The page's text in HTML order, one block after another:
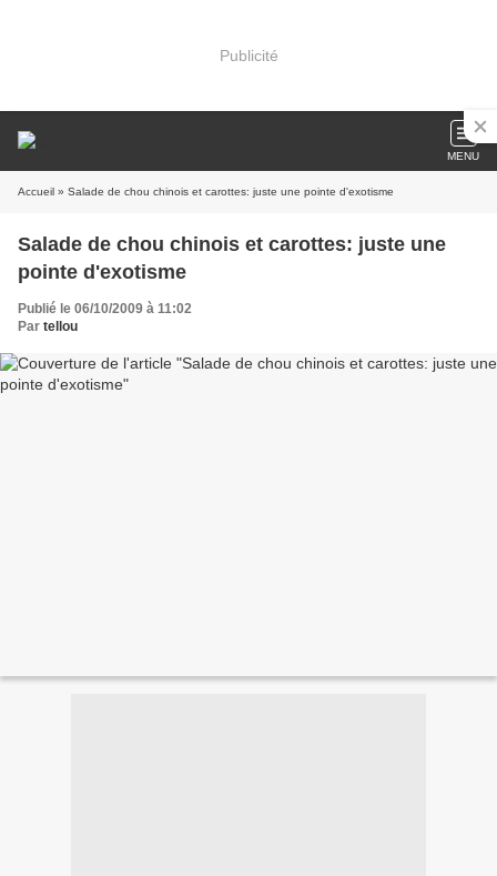
Publicité
MENU
Accueil » Salade de chou chinois et carottes: juste une pointe d'exotisme
Salade de chou chinois et carottes: juste une
pointe d'exotisme
Publié le 06/10/2009 à 11:02
Par tellou